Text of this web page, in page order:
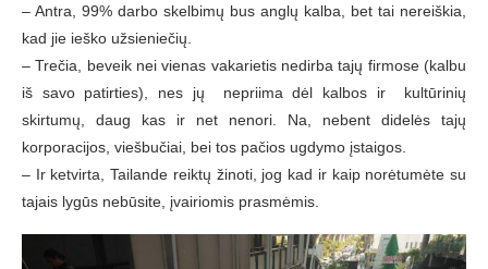
– Antra, 99% darbo skelbimų bus anglų kalba, bet tai nereiškia,
kad jie ieško užsieniečių.
– Trečia, beveik nei vienas vakarietis nedirba tajų firmose (kalbu
iš savo patirties), nes jų nepriima dėl kalbos ir kultūrinių
skirtumų, daug kas ir net nenori. Na, nebent didelės tajų
korporacijos, viešbučiai, bei tos pačios ugdymo įstaigos.
– Ir ketvirta, Tailande reiktų žinoti, jog kad ir kaip norėtumėte su
tajais lygūs nebūsite, įvairiomis prasmėmis.